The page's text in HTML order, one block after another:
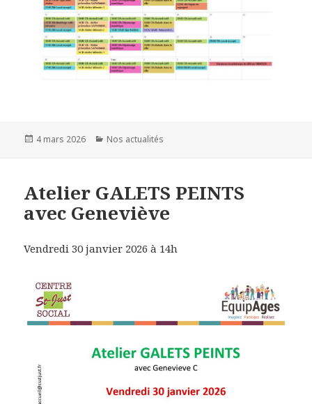
4 mars 2026 Nos actualités
Atelier GALETS PEINTS
avec Geneviève
Vendredi 30 janvier 2026 à 14h